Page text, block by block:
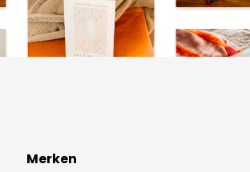
Merken